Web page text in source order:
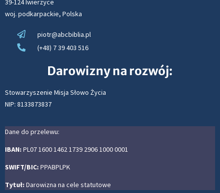
39-124 Iwierzyce
woj. podkarpackie, Polska
piotr@abcbiblia.pl
(+48) 7 39 403 516
Darowizny na rozwój:
Stowarzyszenie Misja Słowo Życia
NIP: 8133873837
Dane do przelewu:
IBAN: PL07 1600 1462 1739 2906 1000 0001
SWIFT/BIC: PPABPLPK
Tytuł: Darowizna na cele statutowe